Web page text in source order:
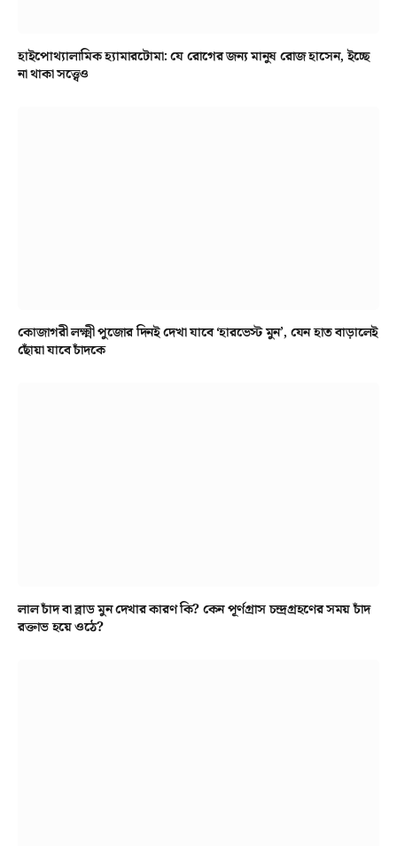
হাইপোথ্যালামিক হ্যামারটোমা: যে রোগের জন্য মানুষ রোজ হাসেন, ইচ্ছে
না থাকা সত্ত্বেও
কোজাগরী লক্ষ্মী পুজোর দিনই দেখা যাবে ‘হারভেস্ট মুন’, যেন হাত বাড়ালেই
ছোঁয়া যাবে চাঁদকে
লাল চাঁদ বা ব্লাড মুন দেখার কারণ কি? কেন পূর্ণগ্রাস চন্দ্রগ্রহণের সময় চাঁদ
রক্তাভ হয়ে ওঠে?